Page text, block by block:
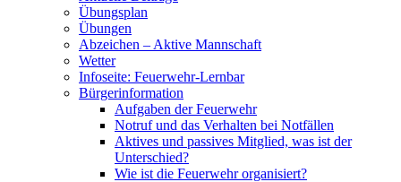
Übungsplan
Übungen
Abzeichen – Aktive Mannschaft
Wetter
Infoseite: Feuerwehr-Lernbar
Bürgerinformation
Aufgaben der Feuerwehr
Notruf und das Verhalten bei Notfällen
Aktives und passives Mitglied, was ist der
Unterschied?
Wie ist die Feuerwehr organisiert?